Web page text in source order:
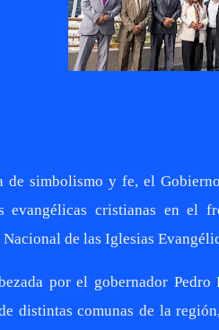
de simbolismo y fe, el
evangélicas cristianas en
de las Iglesias
por el gobernador
distintas comunas de la